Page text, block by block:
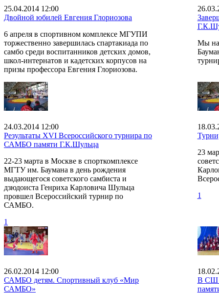
25.04.2014 12:00
Двойной юбилей Евгения Глориозова
6 апреля в спортивном комплексе МГУПИ
торжественно завершилась спартакиада по
самбо среди воспитанников детских домов,
школ-интернатов и кадетских корпусов на
призы профессора Евгения Глориозова.
Мы
24.03.2014 12:00
Результаты ХVI Всероссийского турнира по
САМБО памяти Г.К.Шульца
22-23 марта в Москве в спорткомплексе
МГТУ им. Баумана в день рождения
выдающегося советского самбиста и
дзюдоиста Генриха Карловича Шульца
провшел Всероссийский турнир по
САМБО.
1
23
1
26.02.2014 12:00
САМБО детям. Спортивный клуб «Мир
САМБО»
В СШ